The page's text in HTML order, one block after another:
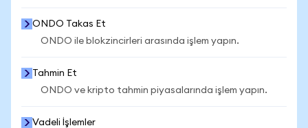
ONDO Takas Et
ONDO ile blokzincirleri arasında işlem yapın.
Tahmin Et
ONDO ve kripto tahmin piyasalarında işlem yapın.
Vadeli İşlemler